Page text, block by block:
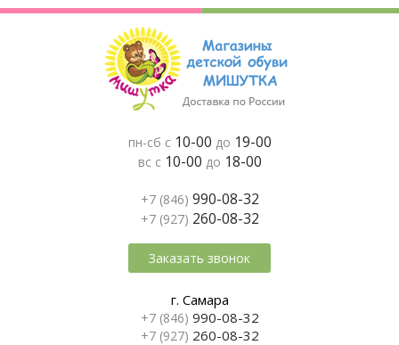
пн-сб с 10-00 до 19-00
вс с 10-00 до 18-00
+7 (846) 990-08-32
+7 (927) 260-08-32
Заказать звонок
г. Самара
+7 (846) 990-08-32
+7 (927) 260-08-32